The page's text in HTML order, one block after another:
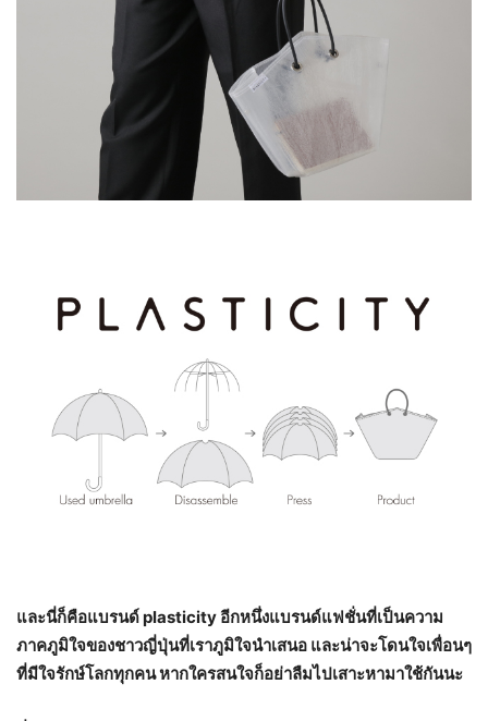
และนี่ก็คือแบรนด์ plasticity อีกหนึ่งแบรนด์แฟชั่นที่เป็นความ
ภาคภูมิใจของชาวญี่ปุ่นที่เราภูมิใจนำเสนอ และน่าจะโดนใจเพื่อนๆ
ที่มีใจรักษ์โลกทุกคน หากใครสนใจก็อย่าลืมไปเสาะหามาใช้กันนะ